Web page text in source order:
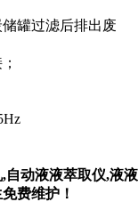
罐过滤后排出废
自动液液萃取仪,液液
费维护！